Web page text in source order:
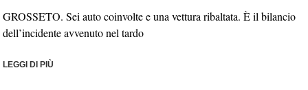
GROSSETO. Sei auto coinvolte e una vettura ribaltata. È il bilancio
dell’incidente avvenuto nel tardo
LEGGI DI PIÙ